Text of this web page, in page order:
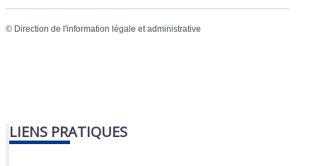
© Direction de l'information légale et administrative
LIENS PRATIQUES